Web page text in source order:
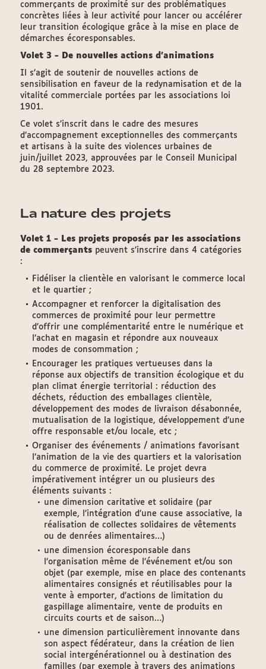
commerçants de proximité sur des problématiques
concrètes liées à leur activité pour lancer ou accélérer
leur transition écologique grâce à la mise en place de
démarches écoresponsables.
Volet 3 - De nouvelles actions d’animations
Il s'agit de soutenir de nouvelles actions de
sensibilisation en faveur de la redynamisation et de la
vitalité commerciale portées par les associations loi
1901.
Ce volet s’inscrit dans le cadre des mesures
d’accompagnement exceptionnelles des commerçants
et artisans à la suite des violences urbaines de
juin/juillet 2023, approuvées par le Conseil Municipal
du 28 septembre 2023.
La nature des projets
Volet 1 - Les projets proposés par les associations
de commerçants peuvent s’inscrire dans 4 catégories
:
Fidéliser la clientèle en valorisant le commerce local
et le quartier ;
Accompagner et renforcer la digitalisation des
commerces de proximité pour leur permettre
d’offrir une complémentarité entre le numérique et
l’achat en magasin et répondre aux nouveaux
modes de consommation ;
Encourager les pratiques vertueuses dans la
réponse aux objectifs de transition écologique et du
plan climat énergie territorial : réduction des
déchets, réduction des emballages clientèle,
développement des modes de livraison désabonnée,
mutualisation de la logistique, développement d’une
offre responsable et/ou locale, etc ;
Organiser des événements / animations favorisant
l’animation de la vie des quartiers et la valorisation
du commerce de proximité. Le projet devra
impérativement intégrer un ou plusieurs des
éléments suivants :
une dimension caritative et solidaire (par
exemple, l’intégration d’une cause associative, la
réalisation de collectes solidaires de vêtements
ou de denrées alimentaires…)
une dimension écoresponsable dans
l’organisation même de l’événement et/ou son
objet (par exemple, mise en place des contenants
alimentaires consignés et réutilisables pour la
vente à emporter, d’actions de limitation du
gaspillage alimentaire, vente de produits en
circuits courts et de saison…)
une dimension particulièrement innovante dans
son aspect fédérateur, dans la création de lien
social intergénérationnel ou à destination des
familles (par exemple à travers des animations